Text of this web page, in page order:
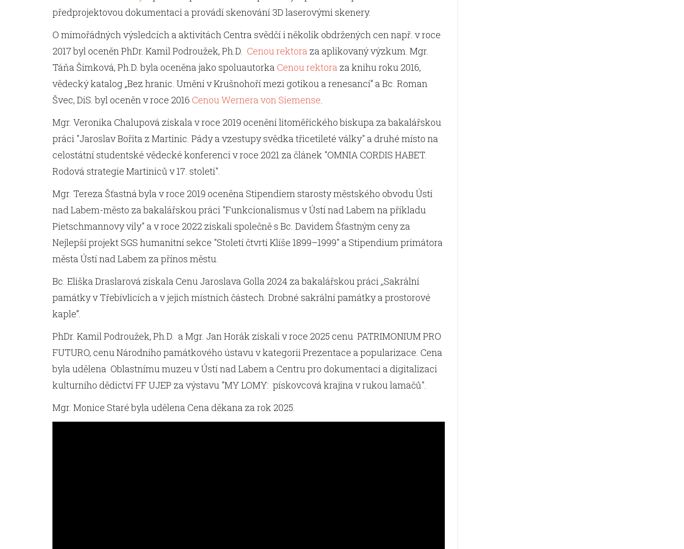
předprojektovou dokumentaci a provádí skenování 3D laserovými skenery.
O mimořádných výsledcích a aktivitách Centra svědčí i několik obdržených cen např. v roce
2017 byl oceněn PhDr. Kamil Podroužek, Ph.D. Cenou rektora za aplikovaný výzkum. Mgr.
Táňa Šimková, Ph.D. byla oceněna jako spoluautorka Cenou rektora za knihu roku 2016,
vědecký katalog „Bez hranic. Umění v Krušnohoří mezi gotikou a renesancí“ a Bc. Roman
Švec, DiS. byl oceněn v roce 2016 Cenou Wernera von Siemense.
Mgr. Veronika Chalupová získala v roce 2019 ocenění litoměřického biskupa za bakalářskou
práci "Jaroslav Bořita z Martinic. Pády a vzestupy svědka třicetileté války" a druhé místo na
celostátní studentské vědecké konferenci v roce 2021 za článek "OMNIA CORDIS HABET.
Rodová strategie Martiniců v 17. století".
Mgr. Tereza Šťastná byla v roce 2019 oceněna Stipendiem starosty městského obvodu Ústí
nad Labem-město za bakalářskou práci "Funkcionalismus v Ústí nad Labem na příkladu
Pietschmannovy vily" a v roce 2022 získali společně s Bc. Davidem Šťastným ceny za
Nejlepší projekt SGS humanitní sekce "Století čtvrti Klíše 1899–1999" a Stipendium primátora
města Ústí nad Labem za přínos městu.
Bc. Eliška Draslarová získala Cenu Jaroslava Golla 2024 za bakalářskou práci ‚‚Sakrální
památky v Třebívlicích a v jejich místních částech. Drobné sakrální památky a prostorové
kaple‘‘.
PhDr. Kamil Podroužek, Ph.D. a Mgr. Jan Horák získali v roce 2025 cenu PATRIMONIUM PRO
FUTURO, cenu Národního památkového ústavu v kategorii Prezentace a popularizace. Cena
byla udělena Oblastnímu muzeu v Ústí nad Labem a Centru pro dokumentaci a digitalizaci
kulturního dědictví FF UJEP za výstavu "MY LOMY: pískovcová krajina v rukou lamačů".
Mgr. Monice Staré byla udělena Cena děkana za rok 2025.